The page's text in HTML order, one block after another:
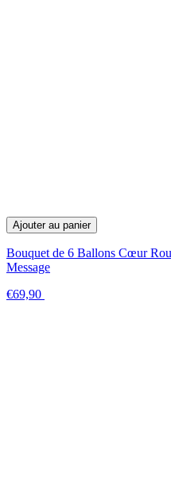
Ajouter au panier
Bouquet de 6 Ballons Cœur
Message
€69,90